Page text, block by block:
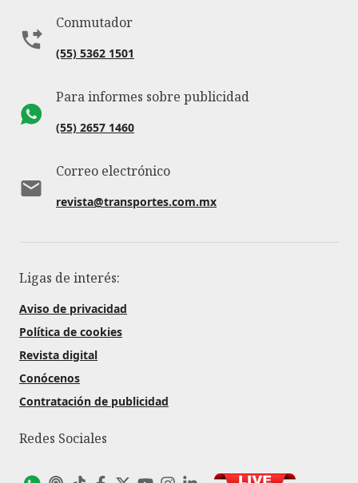
Conmutador
(55) 5362 1501
Para informes sobre publicidad
(55) 2657 1460
Correo electrónico
revista@transportes.com.mx
Ligas de interés:
Aviso de privacidad
Política de cookies
Revista digital
Conócenos
Contratación de publicidad
Redes Sociales